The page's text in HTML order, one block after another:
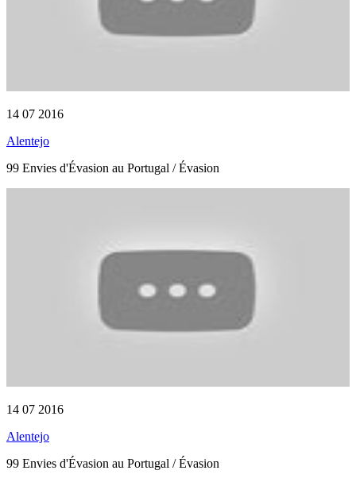
14 07 2016
Alentejo
99 Envies d'Évasion au Portugal / Évasion
14 07 2016
Alentejo
99 Envies d'Évasion au Portugal / Évasion